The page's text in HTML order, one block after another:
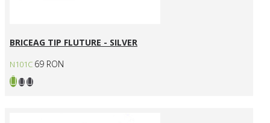
BRICEAG TIP FLUTURE - SILVER
N101C 69 RON